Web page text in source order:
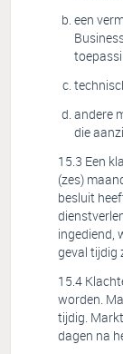
een
andere
die
Een
(zes)
besluit
ingediend,
geval tijdig
worden.
tijdig.
dagen na